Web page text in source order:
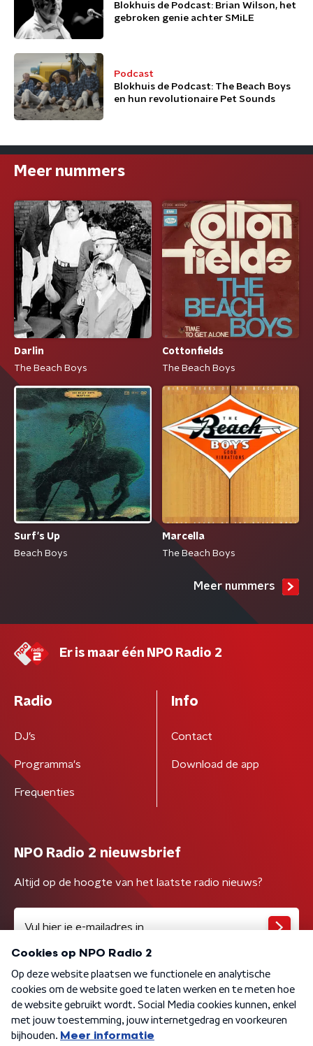
Blokhuis de Podcast: Brian Wilson, het
gebroken genie achter SMiLE
Podcast
Blokhuis de Podcast: The Beach Boys
en hun revolutionaire Pet Sounds
Meer nummers
Darlin
The Beach Boys
Cottonfields
The Beach Boys
Surf's Up
Beach Boys
Marcella
The Beach Boys
Meer nummers
Er is maar één NPO Radio 2
Radio
DJ’s
Programma's
Frequenties
Info
Contact
Download de app
NPO Radio 2 nieuwsbrief
Altijd op de hoogte van het laatste radio nieuws?
Algemene voorwaarden